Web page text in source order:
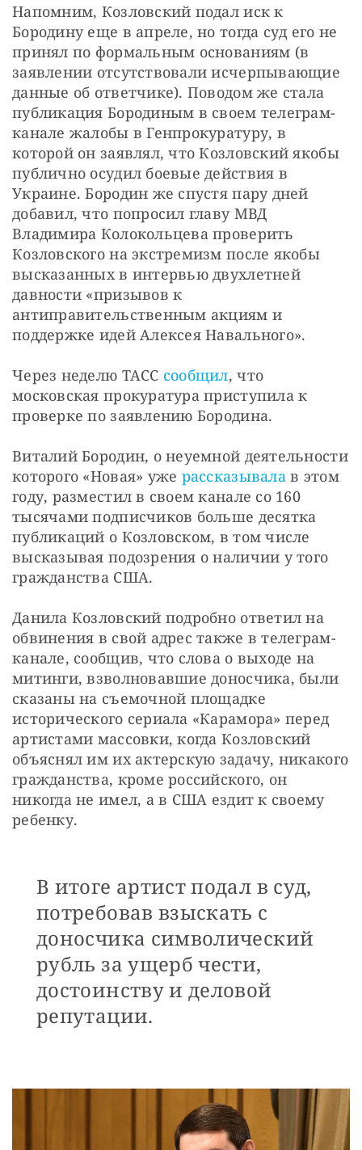
Напомним, Козловский подал иск к
Бородину еще в апреле, но тогда суд его не
принял по формальным основаниям (в
заявлении отсутствовали исчерпывающие
данные об ответчике). Поводом же стала
публикация Бородиным в своем телеграм-
канале жалобы в Генпрокуратуру, в
которой он заявлял, что Козловский якобы
публично осудил боевые действия в
Украине. Бородин же спустя пару дней
добавил, что попросил главу МВД
Владимира Колокольцева проверить
Козловского на экстремизм после якобы
высказанных в интервью двухлетней
давности «призывов к
антиправительственным акциям и
поддержке идей Алексея Навального».
Через неделю ТАСС сообщил, что
московская прокуратура приступила к
проверке по заявлению Бородина.
Виталий Бородин, о неуемной деятельности
которого «Новая» уже рассказывала в этом
году, разместил в своем канале со 160
тысячами подписчиков больше десятка
публикаций о Козловском, в том числе
высказывая подозрения о наличии у того
гражданства США.
Данила Козловский подробно ответил на
обвинения в свой адрес также в телеграм-
канале, сообщив, что слова о выходе на
митинги, взволновавшие доносчика, были
сказаны на съемочной площадке
исторического сериала «Карамора» перед
артистами массовки, когда Козловский
объяснял им их актерскую задачу, никакого
гражданства, кроме российского, он
никогда не имел, а в США ездит к своему
ребенку.
В итоге артист подал в суд,
потребовав взыскать с
доносчика символический
рубль за ущерб чести,
достоинству и деловой
репутации.